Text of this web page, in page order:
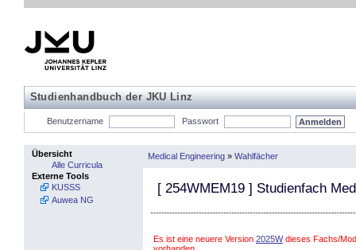
Studienhandbuch der JKU Linz
Benutzername Passwort
Übersicht
Alle Curricula
Externe Tools
KUSSS
Auwea NG
Medical Engineering » Wahlfächer
[ 254WMEM19 ] Studienfach
Es ist eine neuere Version 2025Wdieses Fachs/